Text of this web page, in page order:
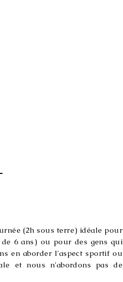
(2h sous terre) idéale pour
6 ans) ou pour des gens qui
en aborder l'aspect sportif ou
et nous n'abordons pas de